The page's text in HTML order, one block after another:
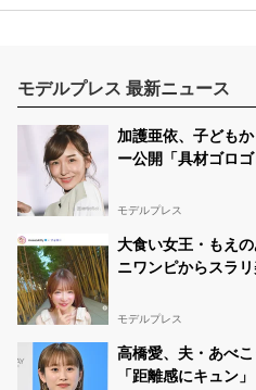
モデルプレス 最新ニュース
加護亜依、子ども
ー公開「具材ゴロ
モデルプレス
大食い女王・もえ
ニワンピからスラ
モデルプレス
高橋愛、夫・あべ
「距離感にキュン